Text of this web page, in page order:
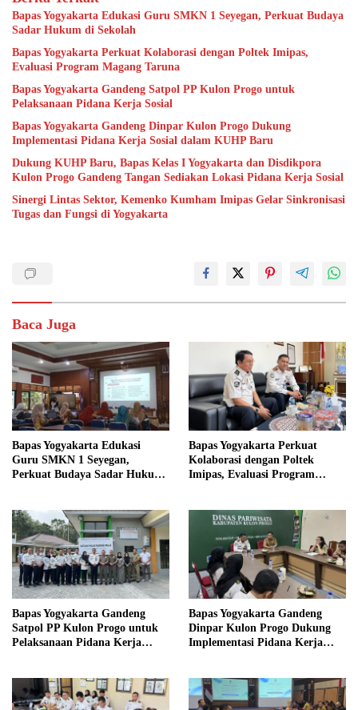
Bapas Yogyakarta Edukasi Guru SMKN 1 Seyegan, Perkuat Budaya
Sadar Hukum di Sekolah
Bapas Yogyakarta Perkuat Kolaborasi dengan Poltek Imipas,
Evaluasi Program Magang Taruna
Bapas Yogyakarta Gandeng Satpol PP Kulon Progo untuk
Pelaksanaan Pidana Kerja Sosial
Bapas Yogyakarta Gandeng Dinpar Kulon Progo Dukung
Implementasi Pidana Kerja Sosial dalam KUHP Baru
Dukung KUHP Baru, Bapas Kelas I Yogyakarta dan Disdikpora
Kulon Progo Gandeng Tangan Sediakan Lokasi Pidana Kerja Sosial
Sinergi Lintas Sektor, Kemenko Kumham Imipas Gelar Sinkronisasi
Tugas dan Fungsi di Yogyakarta
Baca Juga
Bapas Yogyakarta Edukasi
Guru SMKN 1 Seyegan,
Perkuat Budaya Sadar Hukum
Bapas Yogyakarta Perkuat
Kolaborasi dengan Poltek
Imipas, Evaluasi Program
Bapas Yogyakarta Gandeng
Satpol PP Kulon Progo untuk
Pelaksanaan Pidana Kerja
Bapas Yogyakarta Gandeng
Dinpar Kulon Progo Dukung
Implementasi Pidana Kerja